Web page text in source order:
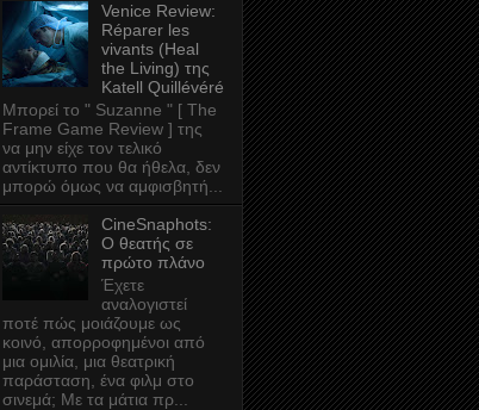
Venice Review:
Réparer les
vivants (Heal
the Living) της
Katell Quillévéré
Μπορεί το " Suzanne " [ The
Frame Game Review ] της
να μην είχε τον τελικό
αντίκτυπο που θα ήθελα, δεν
μπορώ όμως να αμφισβητή...
CineSnaphots:
Ο θεατής σε
πρώτο πλάνο
Έχετε
αναλογιστεί
ποτέ πώς μοιάζουμε ως
κοινό, απορροφημένοι από
μια ομιλία, μια θεατρική
παράσταση, ένα φιλμ στο
σινεμά; Με τα μάτια πρ...